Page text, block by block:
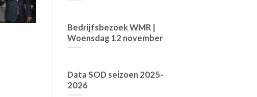
Bedrijfsbezoek WMR |
Woensdag 12 november
Data SOD seizoen 2025-
2026